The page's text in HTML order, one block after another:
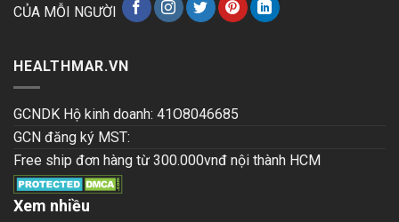
CỦA MỖI NGƯỜI
HEALTHMAR.VN
GCNDK Hộ kinh doanh: 41O8046685
GCN đăng ký MST:
Free ship đơn hàng từ 300.000vnđ nội thành HCM
Xem nhiều